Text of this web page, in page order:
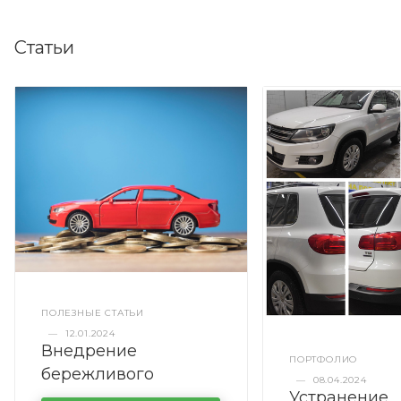
Статьи
ПОЛЕЗНЫЕ СТАТЬИ
—
12.01.2024
Внедрение
бережливого
ПОРТФОЛИО
—
08.04.2024